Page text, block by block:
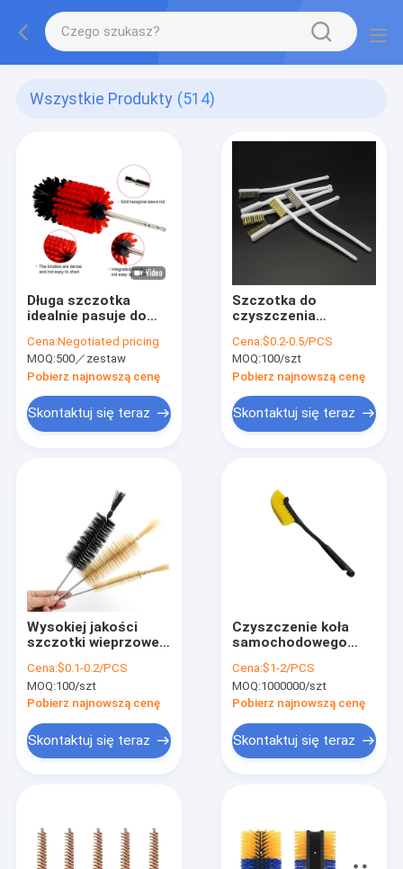
Wszystkie Produkty (514)
Długa szczotka
idealnie pasuje do
Cena:Negotiated pricing
MOQ:500／zestaw
Pobierz najnowszą cenę
Skontaktuj się teraz
Szczotka do
czyszczenia
Szczotka drutowa do
polerowania
samochodów do
usuwania rdzy
Cena:$0.2-0.5/PCS
MOQ:100/szt
Pobierz najnowszą cenę
Skontaktuj się teraz
Wysokiej jakości
szczotki wieprzowe i
Cena:$0.1-0.2/PCS
MOQ:100/szt
Pobierz najnowszą cenę
Skontaktuj się teraz
Czyszczenie koła
samochodowego
opona długa ręcznik
szczotka samochód
wewnątrz
czyszczenia
samochód
szczegółowe
Cena:$1-2/PCS
MOQ:1000000/szt
Pobierz najnowszą cenę
Skontaktuj się teraz